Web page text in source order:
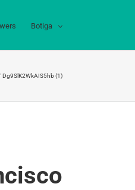
Botiga
Dg9SlK2WkAIS5hb (1)